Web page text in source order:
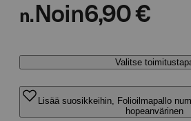
n. Noin6,90 €
Valitse
Lisää suosikkeihin, Folioilmapallo
hopeanvärinen